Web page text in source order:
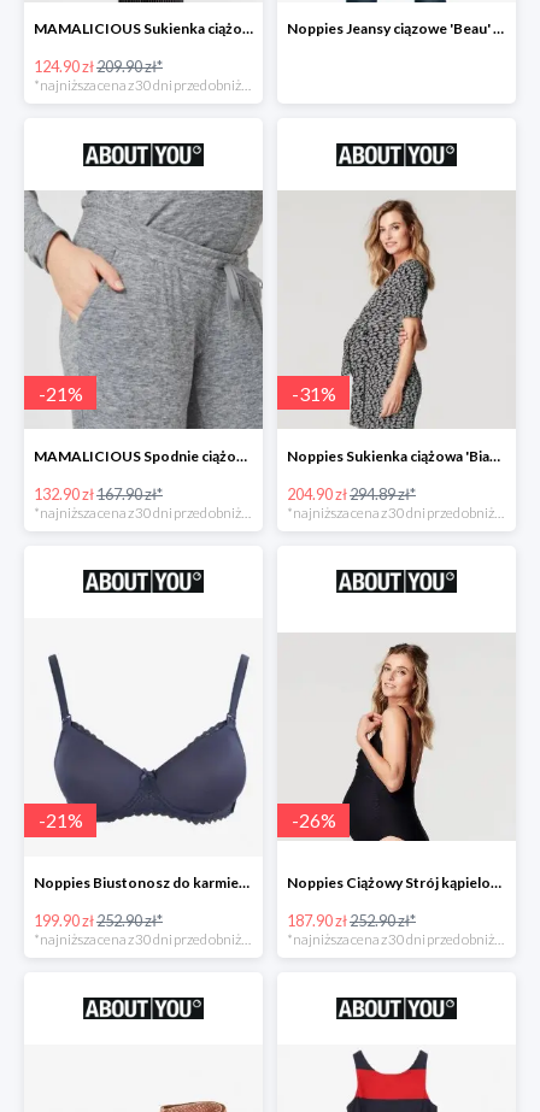
MAMALICIOUS Sukienka ciążowa -40%
124.90 zł209.90 zł*
*najniższa cena z 30 dni przed obniżką
Noppies Jeansy ciązowe 'Beau' -51%
-21%
MAMALICIOUS Spodnie ciążowe -21%
132.90 zł167.90 zł*
-31%
Noppies Sukienka ciążowa 'Bianca' -31%
204.90 zł294.89 zł*
-21%
Noppies Biustonosz do karmienia 'Geo Lace' -21%
199.90 zł252.90 zł*
-26%
Noppies Ciążowy Strój kąpielowy 'Bibi' -26%
187.90 zł252.90 zł*